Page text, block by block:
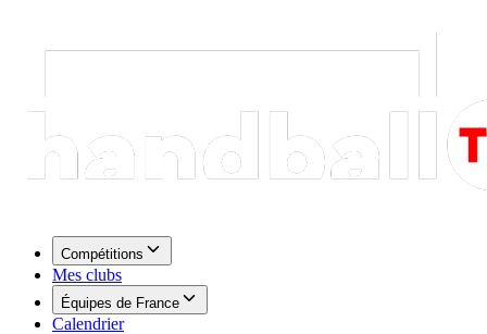
Compétitions
Mes clubs
Équipes de France
Calendrier